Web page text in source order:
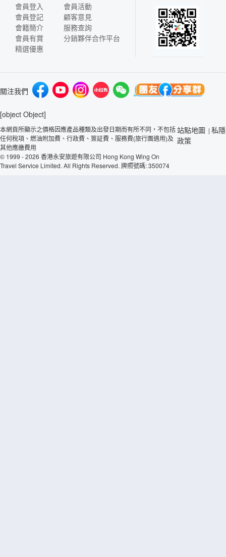
會員登入
會員登記
會籍簡介
會員有賞
精選優惠
會員活動
顧客意見
服務查詢
分銷夥伴合作平台
關注我們
[object Object]
本網頁所顯示之價格因應產品種類及出發日期而有所不同，不包括
任何稅項、燃油附加費、行政費、簽証費、服務費(旅行團適用)及
其他應繳費用
© 1999 - 2026 香港永安旅遊有限公司 Hong Kong Wing On
Travel Service Limited. All Rights Reserved. 牌照號碼: 350074
站點地圖 | 私隱
政策